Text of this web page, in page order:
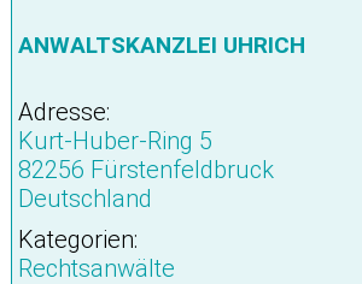
ANWALTSKANZLEI UHRICH
Adresse:
Kurt-Huber-Ring 5
82256 Fürstenfeldbruck
Deutschland
Kategorien:
Rechtsanwälte